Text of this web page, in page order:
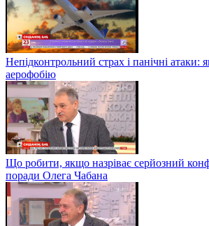
Непідконтрольний страх і панічні атаки:
аерофобію
Що робити, якщо назріває серйозний
поради Олега Чабана